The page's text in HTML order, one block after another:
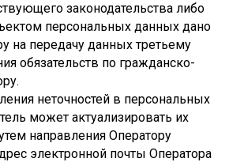
законодательства либо
персональных данных дано
на передачу данных третьему
обязательств по гражданско-
неточностей в персональных
может актуализировать их
направления Оператору
электронной почты Оператора